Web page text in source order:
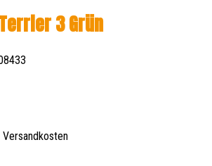
3 Grün